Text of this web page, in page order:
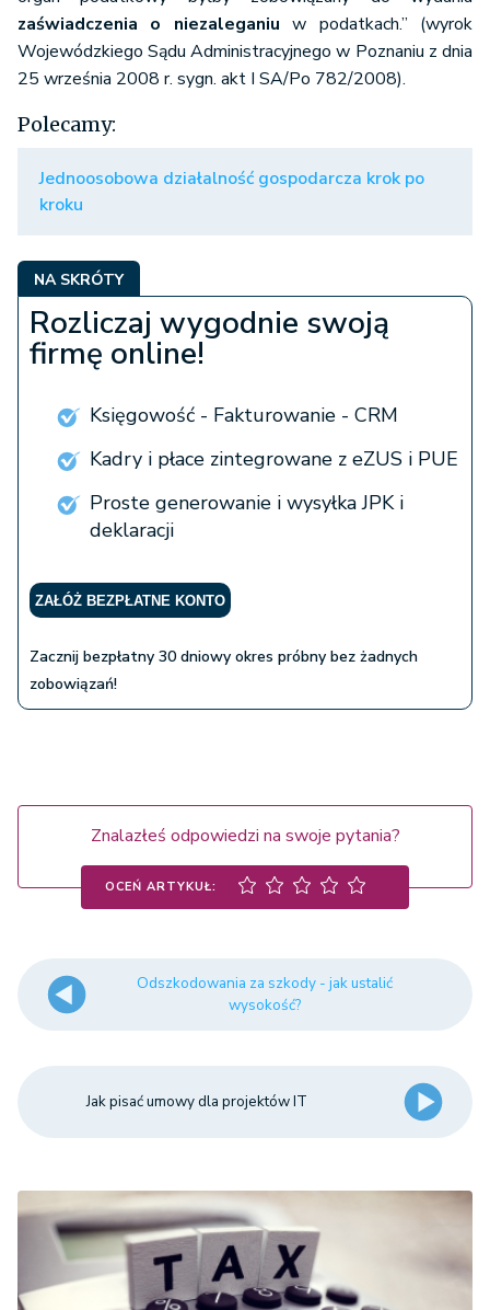
zaświadczenia o niezaleganiu w podatkach.” (wyrok
Wojewódzkiego Sądu Administracyjnego w Poznaniu z dnia
25 września 2008 r. sygn. akt I SA/Po 782/2008).
Polecamy:
Jednoosobowa działalność gospodarcza krok po
kroku
NA SKRÓTY
Rozliczaj wygodnie swoją
firmę online!
Księgowość - Fakturowanie - CRM
Kadry i płace zintegrowane z eZUS i PUE
Proste generowanie i wysyłka JPK i
deklaracji
ZAŁÓŻ BEZPŁATNE KONTO
Zacznij bezpłatny 30 dniowy okres próbny bez żadnych
zobowiązań!
Znalazłeś odpowiedzi na swoje pytania?
OCEŃ ARTYKUŁ:
Odszkodowania za szkody - jak ustalić
wysokość?
Jak pisać umowy dla projektów IT